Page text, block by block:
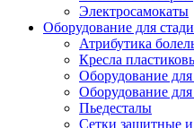
Электросамокаты
Оборудование для
Атрибутика
Кресла
Оборудование
Оборудование
Пьедесталы
Сетки защитные и